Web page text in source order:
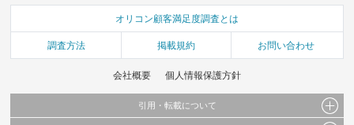
オリコン顧客満足度調査とは
調査方法 掲載規約 お問い合わせ
会社概要 個人情報保護方針
引用・転載について